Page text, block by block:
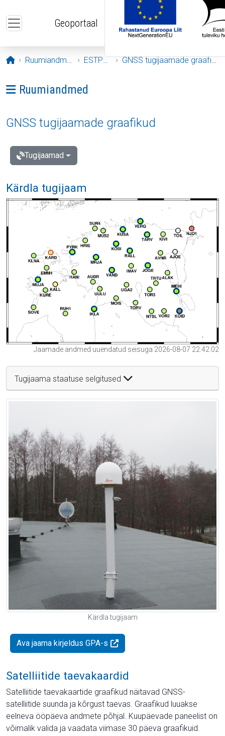
Geoportaal
Avaleht
Ruumiandmed ESTPOS GNSS tugijaamade graafikud
Ava menüü: Ruumiandmed
Ruumiandmed
GNSS tugijaamade graafikud
Tugijaamad
Kärdla tugijaam
Jaamade andmed uuendatud seisuga 2026-08-07 22:42:02
Tugijaama staatuse selgitused
Kärdla tugijaam
Ava jaama kirjeldus GPA-s
Satelliitide taevakaardid
Satelliitide taevakaartide graafikud näitavad GNSS-
satelliitide suunda ja kõrgust taevas. Graafikud luuakse
eelneva ööpäeva andmete põhjal. Kuupäevade paneelist on
võimalik valida ja vaadata viimase 30 päeva graafikuid.